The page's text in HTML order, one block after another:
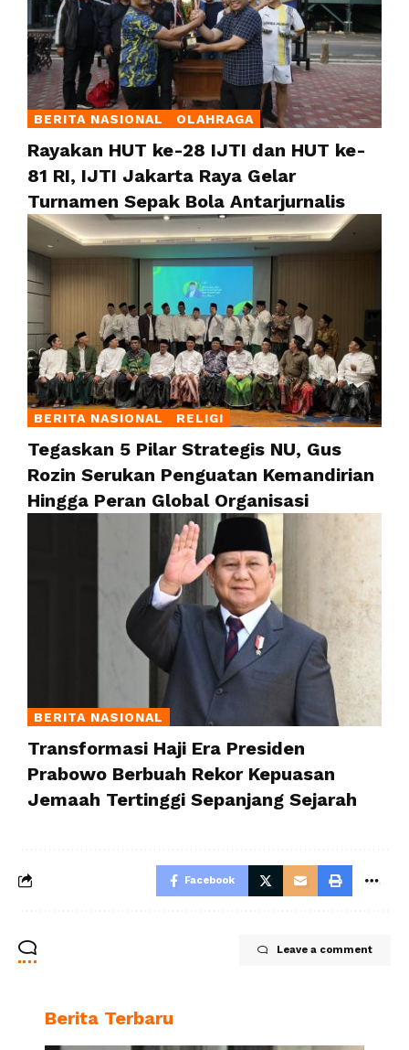
BERITA NASIONAL OLAHRAGA
Rayakan HUT ke-28 IJTI dan HUT ke-
81 RI, IJTI Jakarta Raya Gelar
Turnamen Sepak Bola Antarjurnalis
BERITA NASIONAL RELIGI
Tegaskan 5 Pilar Strategis NU, Gus
Rozin Serukan Penguatan Kemandirian
Hingga Peran Global Organisasi
BERITA NASIONAL
Transformasi Haji Era Presiden
Prabowo Berbuah Rekor Kepuasan
Jemaah Tertinggi Sepanjang Sejarah
Facebook
Leave a comment
Berita Terbaru